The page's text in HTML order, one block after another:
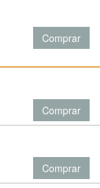
Comprar
Comprar
Comprar